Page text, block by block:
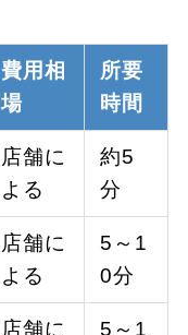
費用相
場
所要
時間
店舗に
よる
約5
分
店舗に
よる
5～1
0分
店舗に
5～1